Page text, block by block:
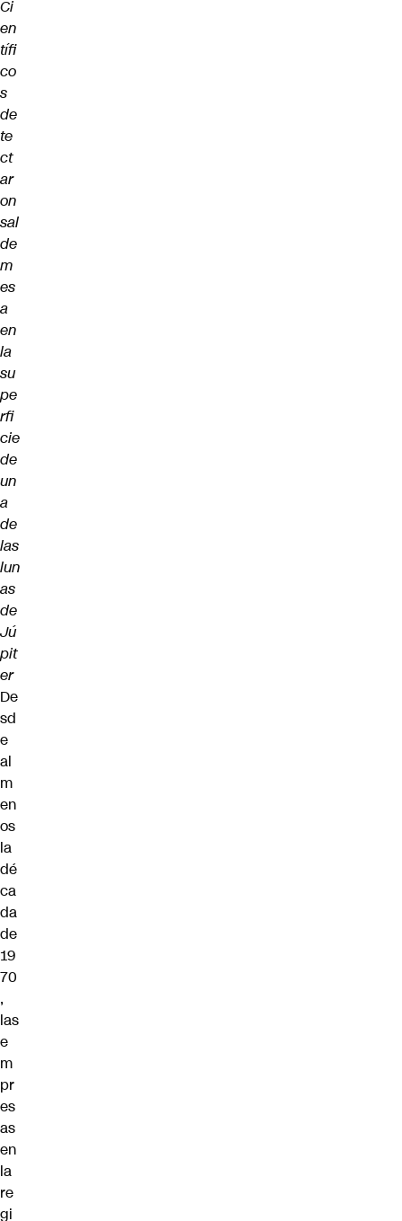
Ci
en
tífi
co
s
de
te
ct
ar
on
sal
de
m
es
a
en
la
su
pe
rfi
cie
de
un
a
de
las
lun
as
de
Jú
pit
er
De
sd
e
al
m
en
os
la
dé
ca
da
de
19
70
,
las
e
m
pr
es
as
en
la
re
gi